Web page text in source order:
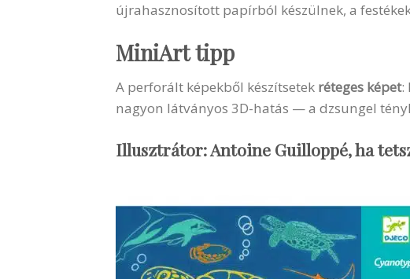
újrahasznosított papírból készülnek, a
MiniArt tipp
A perforált képekből készítsetek réteges képet:
nagyon látványos 3D-hatás — a dzsungel
Illusztrátor: Antoine Guilloppé, ha